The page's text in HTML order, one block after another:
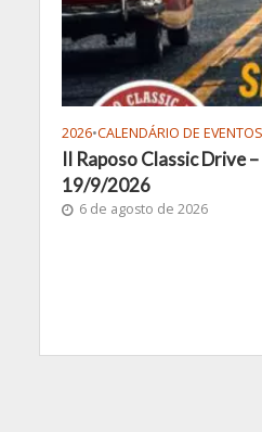
2026•CALENDÁRIO DE EVENTOS
II Raposo Classic Drive
19/9/2026
6 de agosto de 2026